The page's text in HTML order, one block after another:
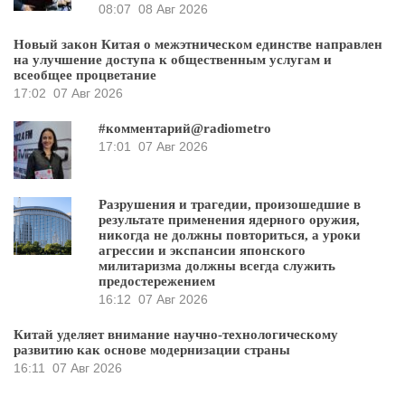
08:07 08 Авг 2026
Новый закон Китая о межэтническом единстве направлен
на улучшение доступа к общественным услугам и
всеобщее процветание
17:02 07 Авг 2026
#комментарий@radiometro
17:01
07 Авг 2026
Разрушения и трагедии, произошедшие в
результате применения ядерного оружия,
никогда не должны повториться, а уроки
агрессии и экспансии японского
милитаризма должны всегда служить
предостережением
16:12 07 Авг 2026
Китай уделяет внимание научно-технологическому
развитию как основе модернизации страны
16:11
07 Авг 2026